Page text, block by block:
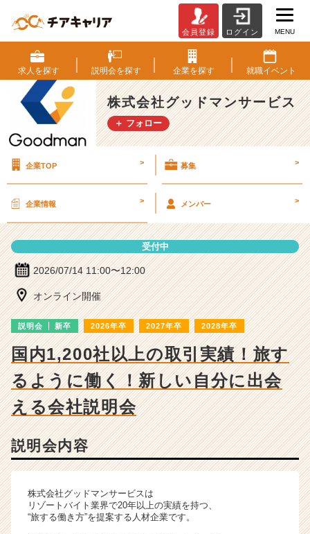
式
会
社
グ
ッ
ド
ー
の
説
明
会
ベ
ン
チ
ャ
ー・
成
長
か
ら
ス
カ
ウ
会員登録 ログイン MENU
求人を探す 説明会を探す 企業を探す 就職イベント
株式会社グッドマンサービス
＋ フォロー
企業TOP > 募集 >
企業情報 > メンバー >
受付中
2026/07/14 11:00〜12:00
オンライン開催
説明会 新卒 2026年卒 2027年卒 2028年卒
国内1,200社以上の取引実績！旅す
るように働く！新しい自分に出会
える会社説明会
説明会内容
株式会社グッドマンサービスは
リゾートバイト業界で20年以上の実績を持つ、
“旅する働き方”を提案する人材企業です。